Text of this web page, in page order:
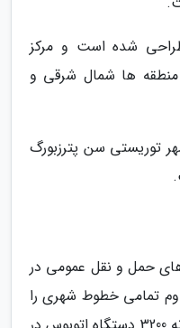
ایستگاه طراحی شده است و مرکز
منطقه ها شمال شرقی و
توریستی سن پترزبورگ
حمل و نقل عمومی در
تمامی خطوط شهری را